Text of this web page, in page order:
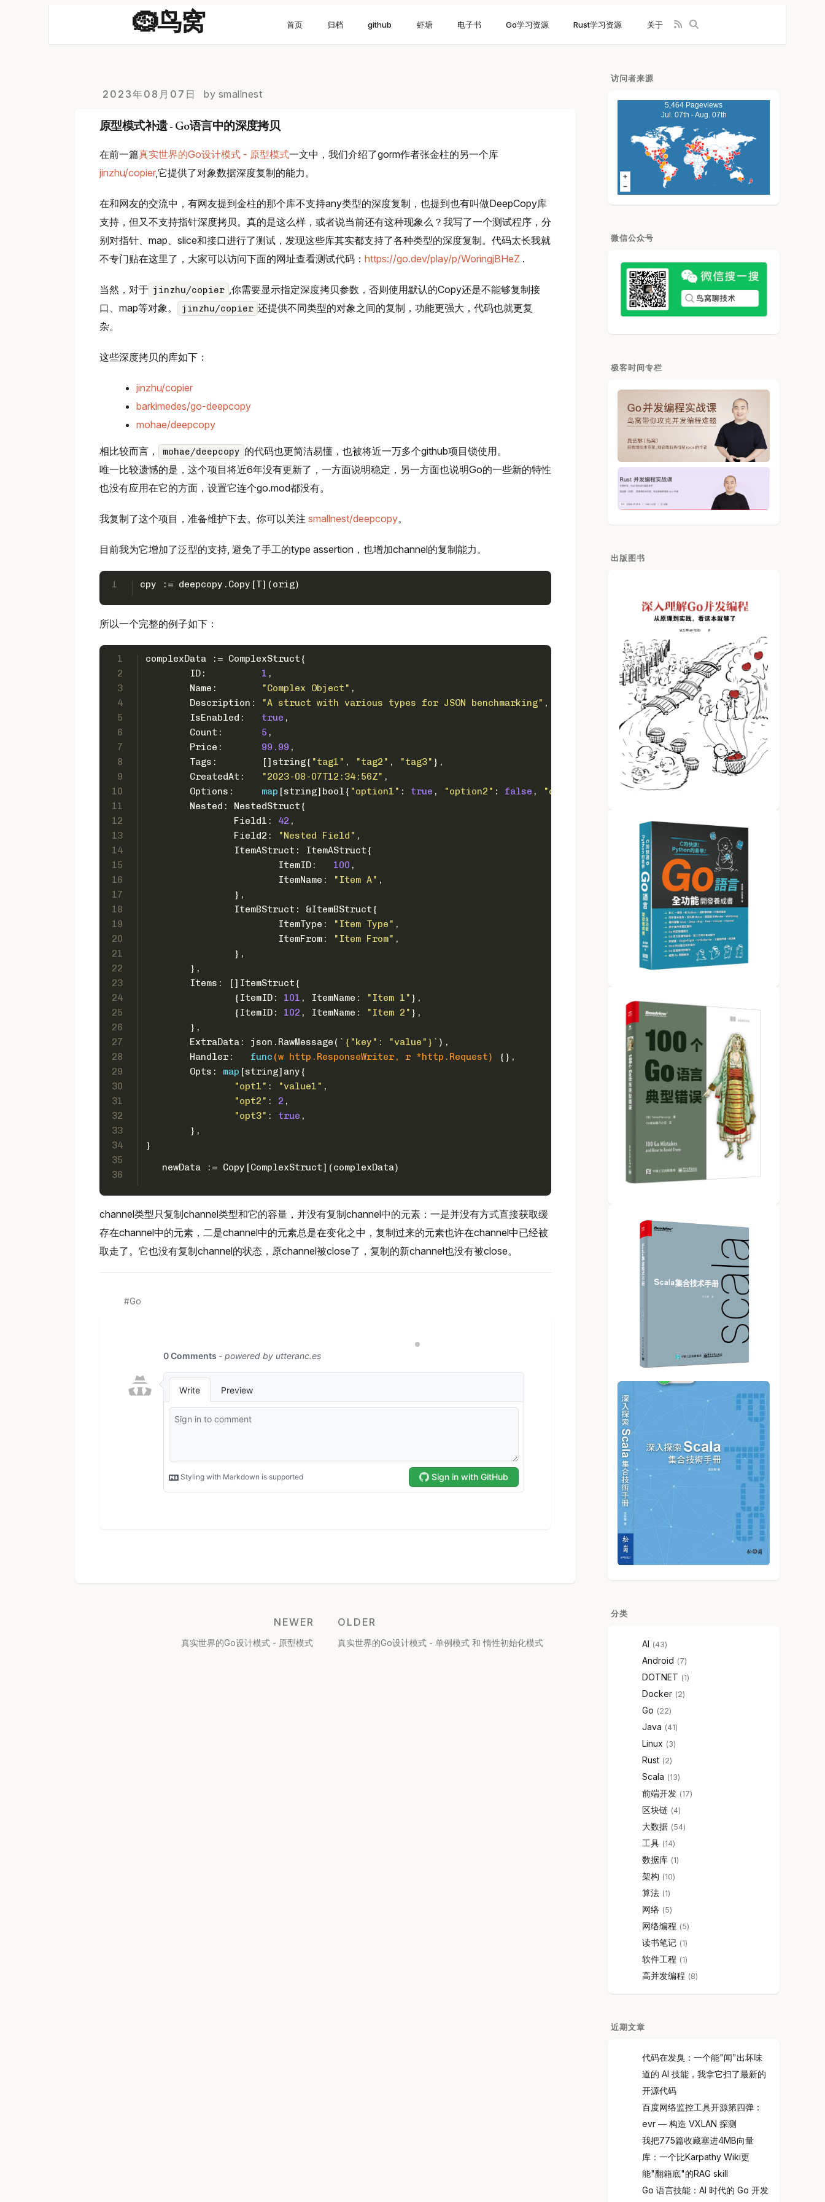
🪹鸟窝 首页 归档 github 虾塘 电子书 Go学习资源 Rust学习资源 关于
2023年08月07日 by smallnest
原型模式补遗 - Go语言中的深度拷贝
在前一篇真实世界的Go设计模式 - 原型模式一文中，我们介绍了gorm作者张金柱的另一个库
jinzhu/copier,它提供了对象数据深度复制的能力。
在和网友的交流中，有网友提到金柱的那个库不支持any类型的深度复制，也提到也有叫做DeepCopy库
支持，但又不支持指针深度拷贝。真的是这么样，或者说当前还有这种现象么？我写了一个测试程序，分
别对指针、map、slice和接口进行了测试，发现这些库其实都支持了各种类型的深度复制。代码太长我就
不专门贴在这里了，大家可以访问下面的网址查看测试代码： https://go.dev/play/p/WoringjBHeZ .
当然，对于 jinzhu/copier ,你需要显示指定深度拷贝参数，否则使用默认的Copy还是不能够复制接
口、map等对象。
jinzhu/copier 还提供不同类型的对象之间的复制，功能更强大，代码也就更复
杂。
这些深度拷贝的库如下：
jinzhu/copier
barkimedes/go-deepcopy
mohae/deepcopy
相比较而言， mohae/deepcopy 的代码也更简洁易懂，也被将近一万多个github项目锁使用。
唯一比较遗憾的是，这个项目将近6年没有更新了，一方面说明稳定，另一方面也说明Go的一些新的特性
也没有应用在它的方面，设置它连个go.mod都没有。
我复制了这个项目，准备维护下去。你可以关注 smallnest/deepcopy。
目前我为它增加了泛型的支持, 避免了手工的type assertion，也增加channel的复制能力。
1 cpy := deepcopy.Copy[T](orig)
所以一个完整的例子如下：
1
2
3
4
5
6
7
8
9
10
11
12
13
14
15
16
17
18
19
20
21
22
23
24
25
26
27
28
29
30
31
32
33
34
35
36
complexData := ComplexStruct{
	ID:
1 ,
	Name:
"Complex Object" ,
	Description:
"A struct with various types for JSON benchmarking" ,
	IsEnabled:
true ,
	Count:
5 ,
	Price:
99.99 ,
	Tags:        []
string{ "tag1" , "tag2" , "tag3" },
	CreatedAt:
"2023-08-07T12:34:56Z" ,
	Options:
map [string] bool{ "option1" : true , "option2" : false , "option3"
},
	Nested: NestedStruct{
		Field1:
42 ,
		Field2:
"Nested Field" ,
		ItemAStruct: ItemAStruct{
			ItemID:
100 ,
			ItemName:
"Item A" ,
		},
		ItemBStruct: &ItemBStruct{
			ItemType:
"Item Type" ,
			ItemFrom:
"Item From" ,
		},
	},
	Items: []ItemStruct{
		{ItemID:
101 , ItemName: "Item 1" },
		{ItemID:
102 , ItemName: "Item 2" },
	},
	ExtraData: json.RawMessage(
`{"key": "value"}` ),
	Handler:
func (w http.ResponseWriter, r *http.Request)
{},
	Opts:
map [string]any{
"opt1" : "value1" ,
"opt2" : 2 ,
"opt3" : true ,
	},
}
   newData := Copy[ComplexStruct](complexData)
channel类型只复制channel类型和它的容量，并没有复制channel中的元素：一是并没有方式直接获取缓
存在channel中的元素，二是channel中的元素总是在变化之中，复制过来的元素也许在channel中已经被
取走了。它也没有复制channel的状态，原channel被close了，复制的新channel也没有被close。
Go
NEWER
真实世界的Go设计模式 - 原型模式
OLDER
真实世界的Go设计模式 - 单例模式 和 惰性初始化模式
访问者来源
5,464 Pageviews
Jul. 07th - Aug. 07th
微信公众号
极客时间专栏
出版图书
分类
AI 43
Android 7
DOTNET 1
Docker 2
Go 22
Java 41
Linux 3
Rust 2
Scala 13
前端开发 17
区块链 4
大数据 54
工具 14
数据库 1
架构 10
算法 1
网络 5
网络编程 5
读书笔记 1
软件工程 1
高并发编程 8
近期文章
代码在发臭：一个能"闻"出坏味
道的 AI 技能，我拿它扫了最新的
开源代码
百度网络监控工具开源第四弹：
evr — 构造 VXLAN 探测
我把775篇收藏塞进4MB向量
库：一个比Karpathy Wiki更
能"翻箱底"的RAG skill
Go 语言技能：AI 时代的 Go 开发